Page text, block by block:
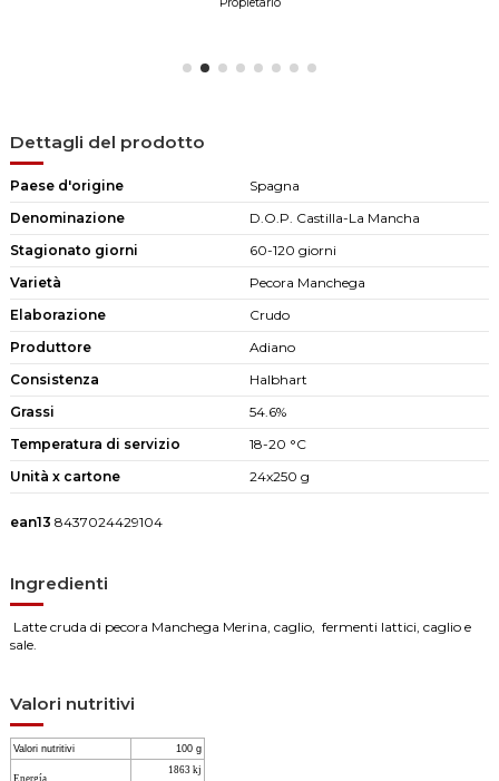
Propietario
Dettagli del prodotto
Paese d'origine
Spagna
Denominazione
D.O.P. Castilla-La Mancha
Stagionato giorni
60-120 giorni
Varietà
Pecora Manchega
Elaborazione
Crudo
Produttore
Adiano
Consistenza
Halbhart
Grassi
54.6%
Temperatura di servizio
18-20 °C
Unità x cartone
24x250 g
ean13 8437024429104
Ingredienti
Latte cruda di pecora Manchega Merina, caglio, fermenti lattici, caglio e
sale.
Valori nutritivi
Valori nutritivi 100 g
1863 kj